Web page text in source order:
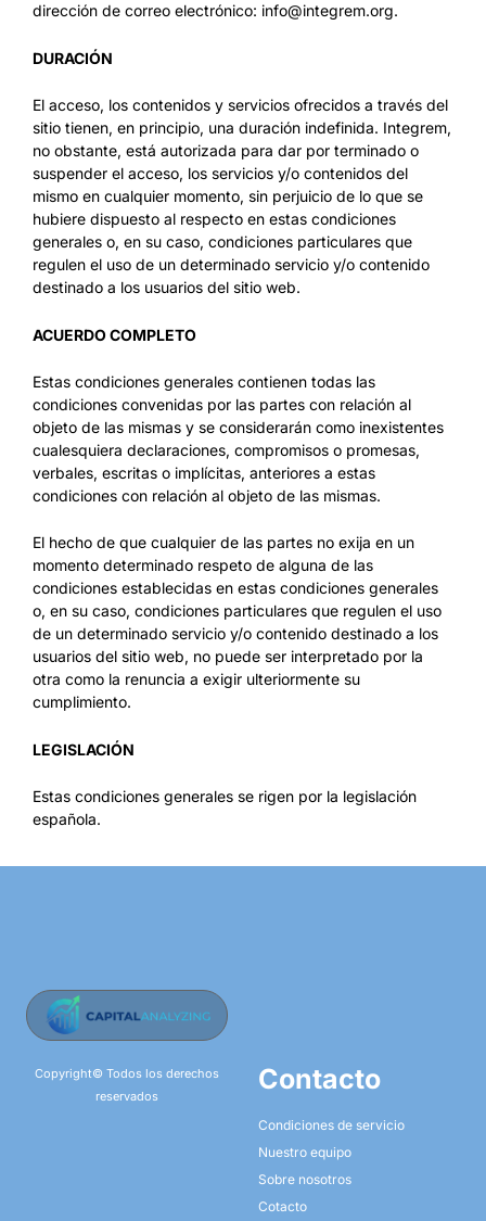
dirección de correo electrónico: info@integrem.org.
DURACIÓN
El acceso, los contenidos y servicios ofrecidos a través del
sitio tienen, en principio, una duración indefinida. Integrem,
no obstante, está autorizada para dar por terminado o
suspender el acceso, los servicios y/o contenidos del
mismo en cualquier momento, sin perjuicio de lo que se
hubiere dispuesto al respecto en estas condiciones
generales o, en su caso, condiciones particulares que
regulen el uso de un determinado servicio y/o contenido
destinado a los usuarios del sitio web.
ACUERDO COMPLETO
Estas condiciones generales contienen todas las
condiciones convenidas por las partes con relación al
objeto de las mismas y se considerarán como inexistentes
cualesquiera declaraciones, compromisos o promesas,
verbales, escritas o implícitas, anteriores a estas
condiciones con relación al objeto de las mismas.
El hecho de que cualquier de las partes no exija en un
momento determinado respeto de alguna de las
condiciones establecidas en estas condiciones generales
o, en su caso, condiciones particulares que regulen el uso
de un determinado servicio y/o contenido destinado a los
usuarios del sitio web, no puede ser interpretado por la
otra como la renuncia a exigir ulteriormente su
cumplimiento.
LEGISLACIÓN
Estas condiciones generales se rigen por la legislación
española.
Copyright© Todos los derechos
reservados
Contacto
Condiciones de servicio
Nuestro equipo
Sobre nosotros
Cotacto